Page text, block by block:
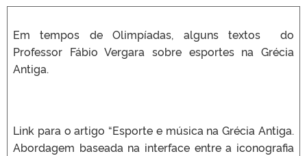
Em tempos de Olimpíadas, alguns textos do
Professor Fábio Vergara sobre esportes na Grécia
Antiga.
Link para o artigo “Esporte e música na Grécia Antiga.
Abordagem baseada na interface entre a iconografia